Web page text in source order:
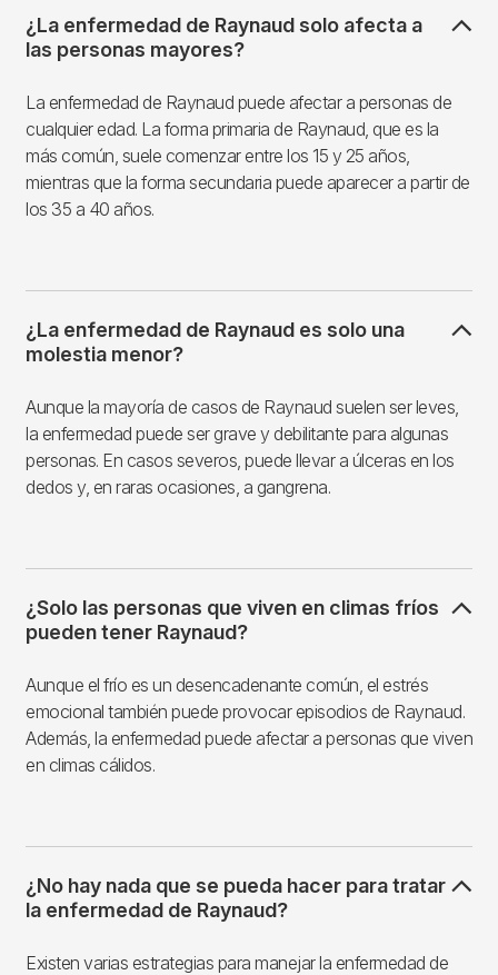
¿La enfermedad de Raynaud solo afecta a
las personas mayores?
La enfermedad de Raynaud puede afectar a personas de
cualquier edad. La forma primaria de Raynaud, que es la
más común, suele comenzar entre los 15 y 25 años,
mientras que la forma secundaria puede aparecer a partir de
los 35 a 40 años.
¿La enfermedad de Raynaud es solo una
molestia menor?
Aunque la mayoría de casos de Raynaud suelen ser leves,
la enfermedad puede ser grave y debilitante para algunas
personas. En casos severos, puede llevar a úlceras en los
dedos y, en raras ocasiones, a gangrena.
¿Solo las personas que viven en climas fríos
pueden tener Raynaud?
Aunque el frío es un desencadenante común, el estrés
emocional también puede provocar episodios de Raynaud.
Además, la enfermedad puede afectar a personas que viven
en climas cálidos.
¿No hay nada que se pueda hacer para tratar
la enfermedad de Raynaud?
Existen varias estrategias para manejar la enfermedad de